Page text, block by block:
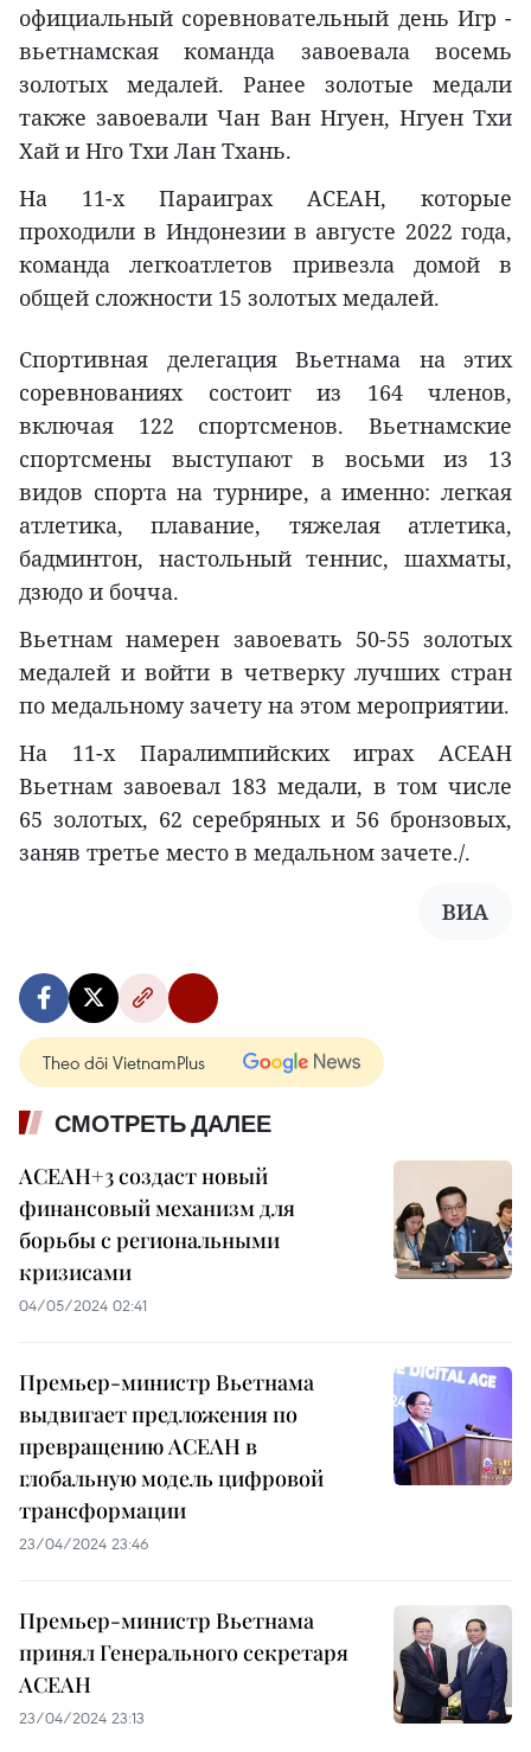
официальный соревновательный день Игр -
вьетнамская команда завоевала восемь
золотых медалей. Ранее золотые медали
также завоевали Чан Ван Нгуен, Нгуен Тхи
Хай и Нго Тхи Лан Тхань.
На 11-х Параиграх АСЕАН, которые
проходили в Индонезии в августе 2022 года,
команда легкоатлетов привезла домой в
общей сложности 15 золотых медалей.
Спортивная делегация Вьетнама на этих
соревнованиях состоит из 164 членов,
включая 122 спортсменов. Вьетнамские
спортсмены выступают в восьми из 13
видов спорта на турнире, а именно: легкая
атлетика, плавание, тяжелая атлетика,
бадминтон, настольный теннис, шахматы,
дзюдо и бочча.
Вьетнам намерен завоевать 50-55 золотых
медалей и войти в четверку лучших стран
по медальному зачету на этом мероприятии.
На 11-х Паралимпийских играх АСЕАН
Вьетнам завоевал 183 медали, в том числе
65 золотых, 62 серебряных и 56 бронзовых,
заняв третье место в медальном зачете./.
ВИА
Theo dõi VietnamPlus
СМОТРЕТЬ ДАЛЕЕ
АСЕАН+3 создаст новый
финансовый механизм для
борьбы с региональными
кризисами
04/05/2024 02:41
Премьер-министр Вьетнама
выдвигает предложения по
превращению АСЕАН в
глобальную модель цифровой
трансформации
23/04/2024 23:46
Премьер-министр Вьетнама
принял Генерального секретаря
АСЕАН
23/04/2024 23:13